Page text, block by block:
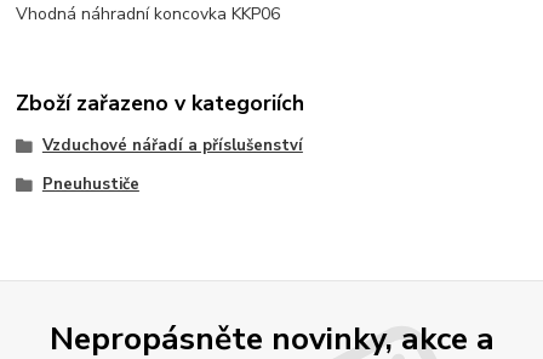
Vhodná náhradní koncovka KKP06
Zboží zařazeno v kategoriích
Vzduchové nářadí a příslušenství
Pneuhustiče
Nepropásněte novinky, akce a